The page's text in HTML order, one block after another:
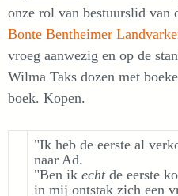
onze rol van bestuurslid van
Bonte Bentheimer
vroeg aanwezig en op de
Wilma Taks dozen met
boek. Kopen.
"Ik heb de eerste al
naar Ad.
"Ben ik echtde eerste
in mij ontstak zich een